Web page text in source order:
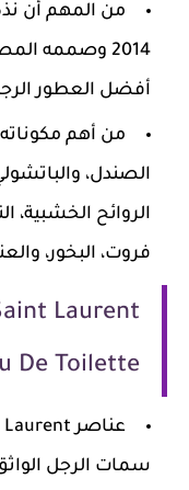
من المهم أن
2014 وصممه
أفضل العطور
من أهم
الصندل،
الروائح الخشبية،
فروت، البخور،
Laurent
De Toilette
سمات الرجل